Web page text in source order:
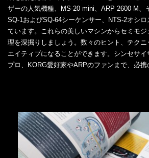
ザーの人気機種、MS-20 mini、ARP 2600 M、
SQ-1およびSQ-64シーケンサー、NTS-2オシ
ています。これらの美しいマシンからセミモ
理を深掘りしましょう。数々のヒント、テクニ
エイティブになることができます。シンセサ
プロ、KORG愛好家やARPのファンまで、必携